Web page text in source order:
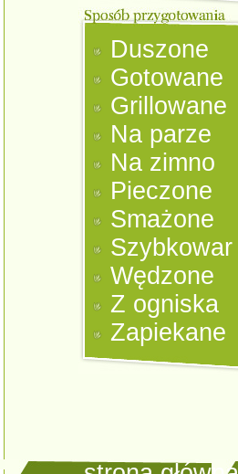
Duszone
Gotowane
Grillowane
Na parze
Na zimno
Pieczone
Smażone
Szybkowar
Wędzone
Z ogniska
Zapiekane